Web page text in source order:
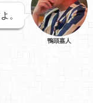
。
鴨頭嘉人